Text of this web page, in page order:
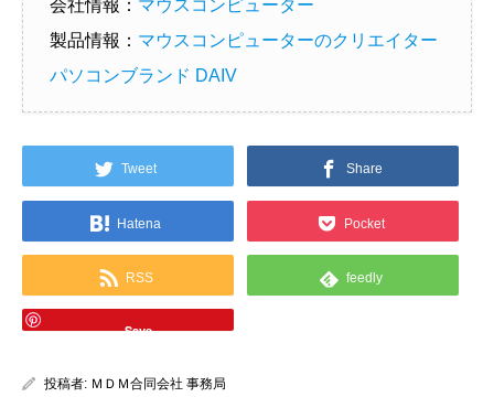
会社情報： マウスコンピューター
製品情報： マウスコンピューターのクリエイター
パソコンブランド DAIV
Tweet Share
Hatena Pocket
RSS feedly
Save
投稿者: ＭＤＭ合同会社 事務局